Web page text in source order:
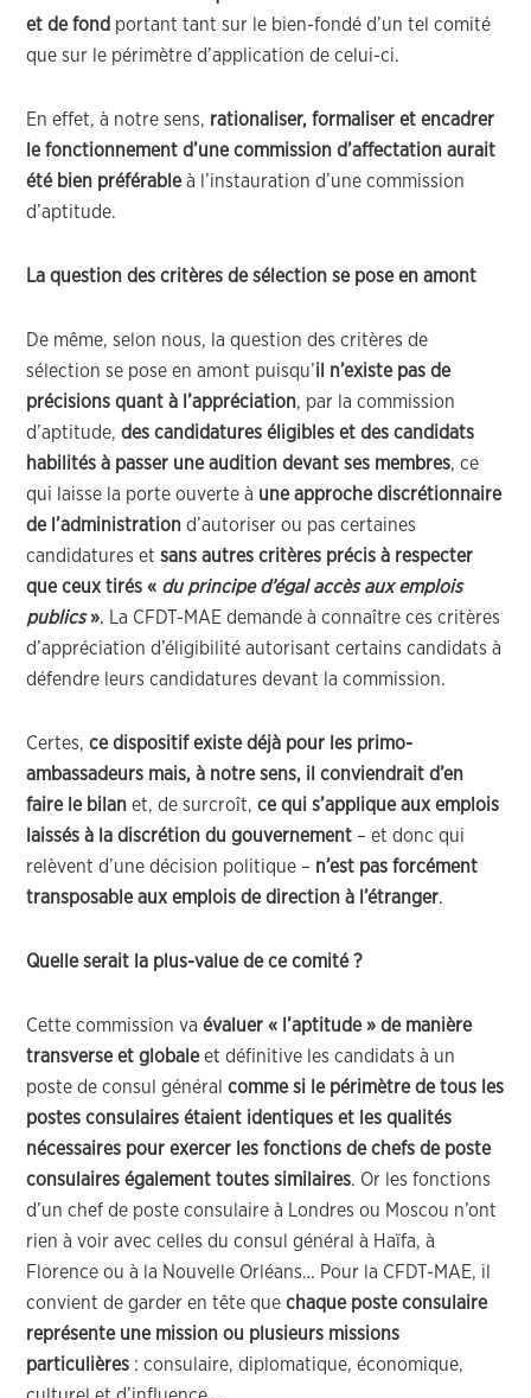
et de fond portant tant sur le bien-fondé d’un tel comité
que sur le périmètre d’application de celui-ci.
En effet, à notre sens, rationaliser, formaliser et encadrer
le fonctionnement d’une commission d’affectation aurait
été bien préférableà l’instauration d’une commission
d’aptitude.
La question des critères de sélection se pose en amont
De même, selon nous, la question des critères de
sélection se pose en amont puisqu’il n’existe pas de
précisions quant à l’appréciation, par la commission
d’aptitude,des candidatures éligibles et des candidats
habilités à passer une audition devant ses membres, ce
qui laisse la porte ouverte à une approche discrétionnaire
de l’administrationd’autoriser ou pas certaines
candidatures etsans autres critères précis à respecter
que ceux tirés « du principe d’égal accès aux emplois
publics». La CFDT-MAE demande à connaître ces critères
d’appréciation d’éligibilité autorisant certains candidats à
défendre leurs candidatures devant la commission.
Certes,ce dispositif existe déjà pour les primo-
ambassadeurs mais, à notre sens, il conviendrait d’en
faire le bilan et, de surcroît,ce qui s’applique aux emplois
laissés à la discrétion du gouvernement – et donc qui
relèvent d’une décision politique – n’est pas forcément
transposable aux emplois de direction à l’étranger.
Quelle serait la plus-value de ce comité ?
Cette commission vaévaluer « l’aptitude » de manière
transverse et globaleet définitive les candidats à un
poste de consul généralcomme si le périmètre de tous les
postes consulaires étaient identiques et les qualités
nécessaires pour exercer les fonctions de chefs de poste
consulaires également toutes similaires. Or les fonctions
d’un chef de poste consulaire à Londres ou Moscou n’ont
rien à voir avec celles du consul général à Haïfa, à
Florence ou à la Nouvelle Orléans… Pour la CFDT-MAE, il
convient de garder en tête quechaque poste consulaire
représente une mission ou plusieurs missions
particulières : consulaire, diplomatique, économique,